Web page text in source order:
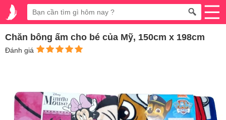
Chăn bông ấm cho bé của Mỹ, 150cm x 198cm
Đánh giá